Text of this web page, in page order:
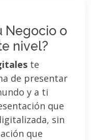
Negocio o
nivel?
te
de presentar
y a ti
que
sin
que